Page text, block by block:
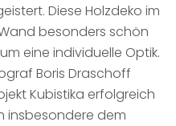
Diese Holzdeko im
besonders schön
eine individuelle Optik.
Boris Draschoff
Kubistika erfolgreich
insbesondere dem